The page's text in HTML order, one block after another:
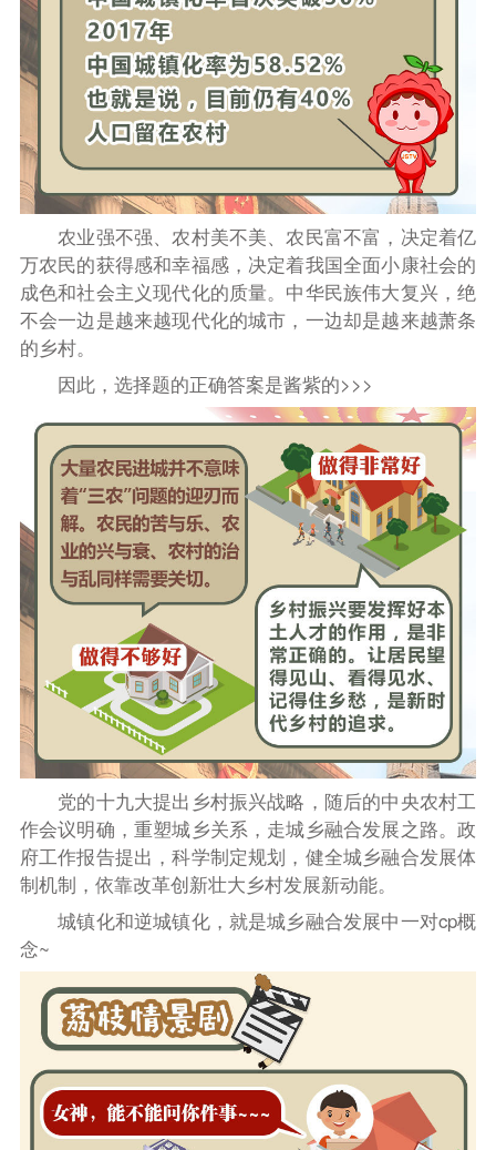
农业强不强、农村美不美、农民富不富，决定着亿
万农民的获得感和幸福感，决定着我国全面小康社会的
成色和社会主义现代化的质量。中华民族伟大复兴，绝
不会一边是越来越现代化的城市，一边却是越来越萧条
的乡村。
因此，选择题的正确答案是酱紫的>>>
党的十九大提出乡村振兴战略， 随后的中央农村工
作会议明确，重塑城乡关系，走城乡融合发展之路。政
府工作报告提出，科学制定规划，健全城乡融合发展体
制机制，依靠改革创新壮大乡村发展新动能。
城镇化和逆城镇化，就是城乡融合发展中一对cp概
念~